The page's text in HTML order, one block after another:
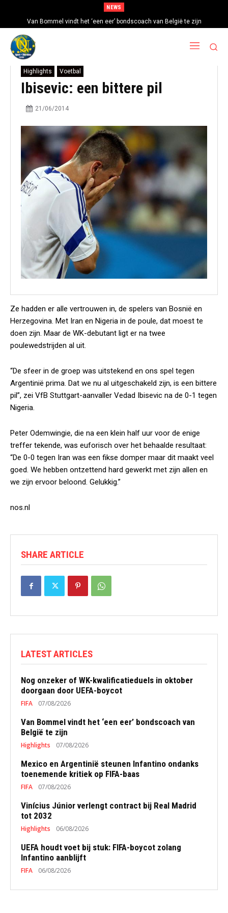
NEWS
Van Bommel vindt het ‘een eer’ bondscoach van België te zijn
Highlights Voetbal
Ibisevic: een bittere pil
21/06/2014
Ze hadden er alle vertrouwen in, de spelers van Bosnië en
Herzegovina. Met Iran en Nigeria in de poule, dat moest te
doen zijn. Maar de WK-debutant ligt er na twee
poulewedstrijden al uit.
“De sfeer in de groep was uitstekend en ons spel tegen
Argentinië prima. Dat we nu al uitgeschakeld zijn, is een bittere
pil”, zei VfB Stuttgart-aanvaller Vedad Ibisevic na de 0-1 tegen
Nigeria.
Peter Odemwingie, die na een klein half uur voor de enige
treffer tekende, was euforisch over het behaalde resultaat:
“De 0-0 tegen Iran was een fikse domper maar dit maakt veel
goed. We hebben ontzettend hard gewerkt met zijn allen en
we zijn ervoor beloond. Gelukkig.”
nos.nl
SHARE ARTICLE
LATEST ARTICLES
Nog onzeker of WK-kwalificatieduels in oktober
doorgaan door UEFA-boycot
FIFA 07/08/2026
Van Bommel vindt het ‘een eer’ bondscoach van
België te zijn
Highlights 07/08/2026
Mexico en Argentinië steunen Infantino ondanks
toenemende kritiek op FIFA-baas
FIFA 07/08/2026
Vinícius Júnior verlengt contract bij Real Madrid
tot 2032
Highlights 06/08/2026
UEFA houdt voet bij stuk: FIFA-boycot zolang
Infantino aanblijft
FIFA 06/08/2026